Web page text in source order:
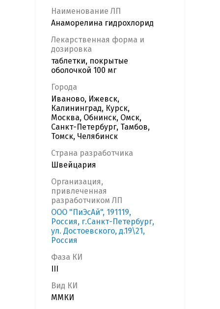
Наименование ЛП
Анаморелина гидрохлорид
Лекарственная форма и
дозировка
таблетки, покрытые
оболочкой 100 мг
Города
Иваново, Ижевск,
Калининград, Курск,
Москва, Обнинск, Омск,
Санкт-Петербург, Тамбов,
Томск, Челябинск
Страна разработчика
Швейцария
Организация,
привлеченная
разработчиком ЛП
ООО "ПиЭсАй", 191119,
Россия, г.Санкт-Петербург,
ул. Достоевского, д.19\21,
Россия
Фаза КИ
Вид КИ
ММКИ